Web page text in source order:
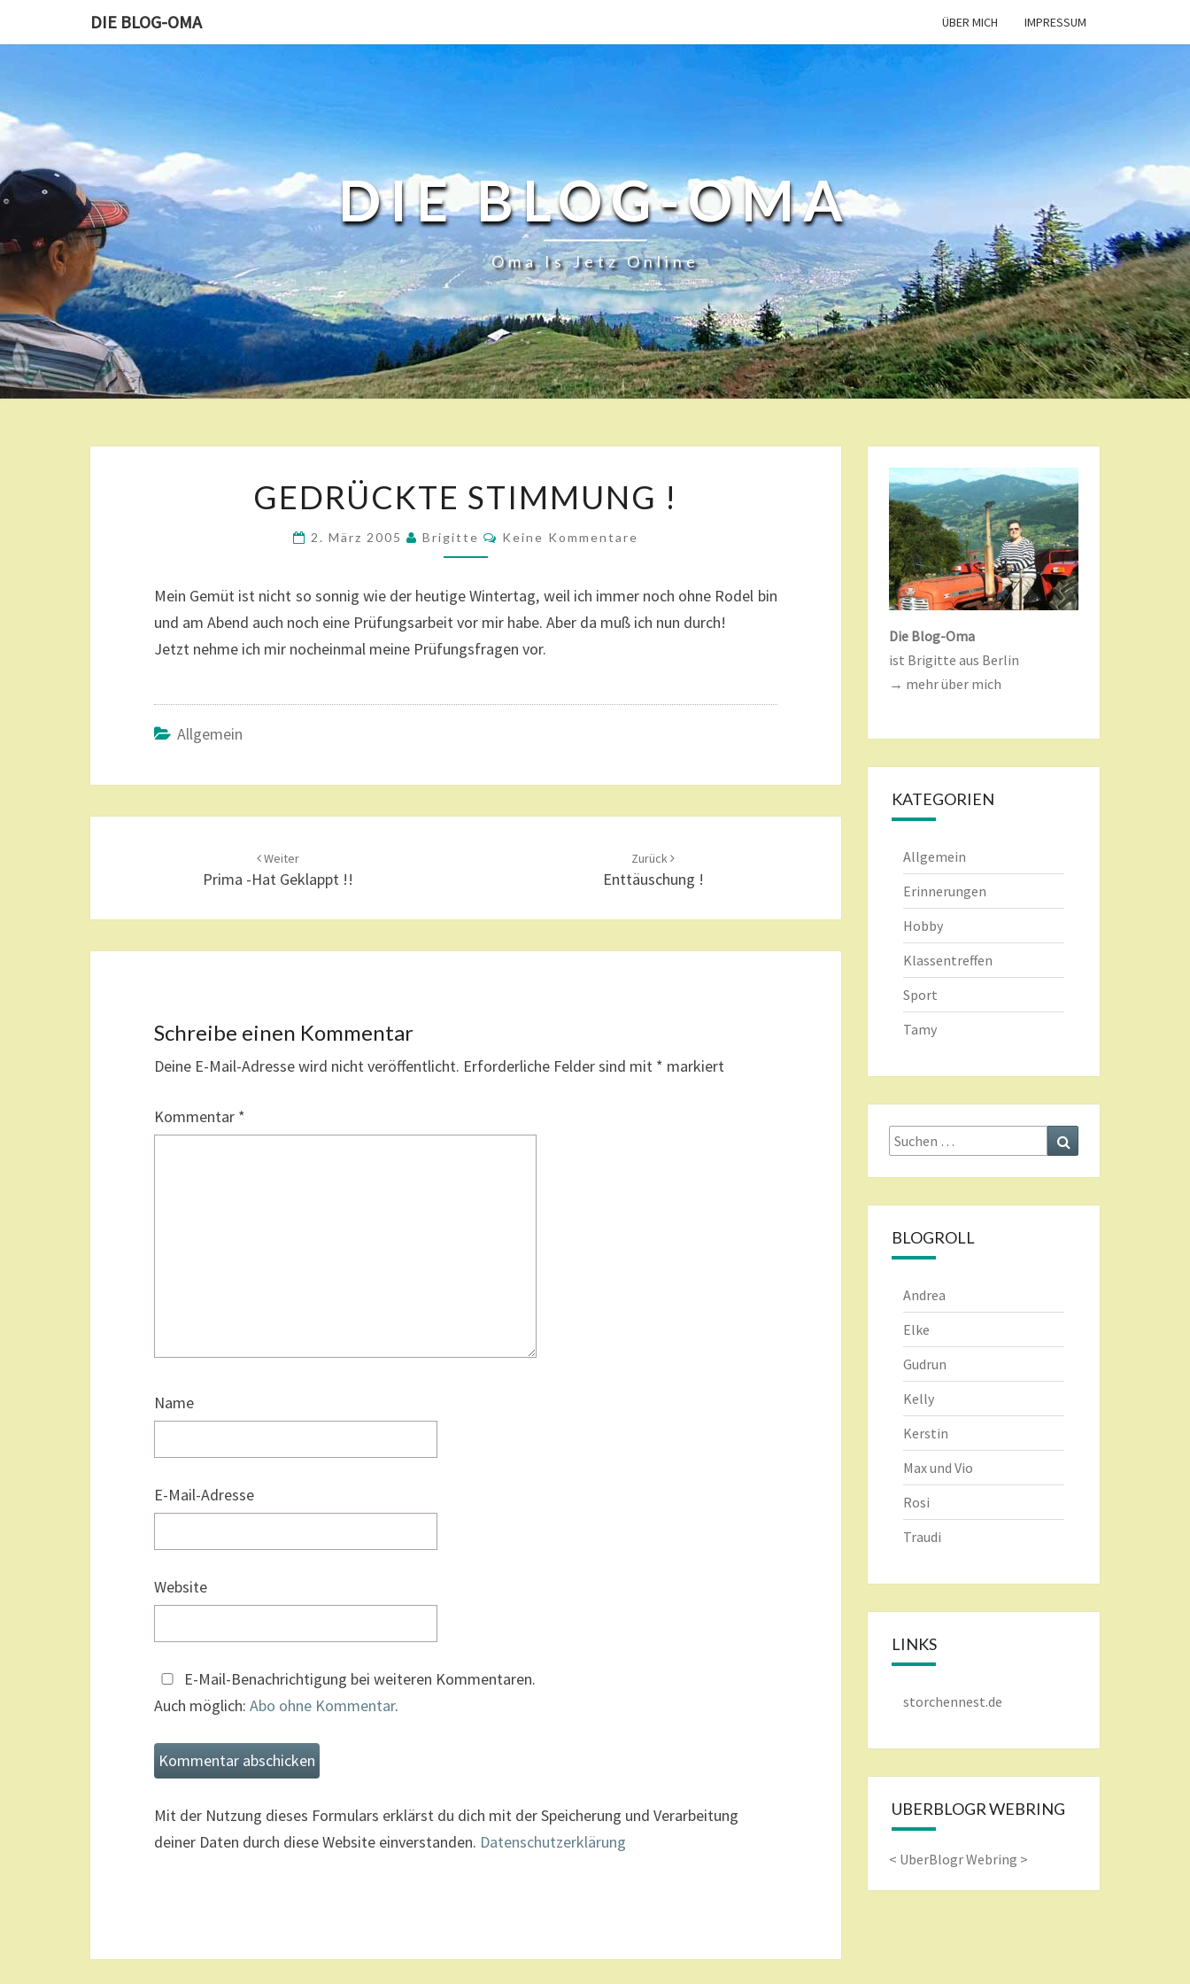
DIE BLOG-OMA ÜBER MICH IMPRESSUM
DIE BLOG-OMA
Oma Is Jetz Online
E
R
Ü
K
T
E
U
GEDRÜCKTE STIMMUNG !
2. März 2005 Brigitte
K
O
N
T
A
E
Keine Kommentare
Mein Gemüt ist nicht so sonnig wie der heutige Wintertag, weil ich immer noch ohne Rodel bin
und am Abend auch noch eine Prüfungsarbeit vor mir habe. Aber da muß ich nun durch!
Jetzt nehme ich mir nocheinmal meine Prüfungsfragen vor.
Allgemein
Beitragsnavigation
Weiter
Prima -hat Geklappt !!
Zurück
Enttäuschung !
Schreibe einen Kommentar
Deine E-Mail-Adresse wird nicht veröffentlicht. Erforderliche Felder sind mit * markiert
Kommentar *
Name
E-Mail-Adresse
Website
E-Mail-Benachrichtigung bei weiteren Kommentaren.
Auch möglich: Abo ohne Kommentar.
Mit der Nutzung dieses Formulars erklärst du dich mit der Speicherung und Verarbeitung
deiner Daten durch diese Website einverstanden. Datenschutzerklärung
Die Blog-Oma
ist Brigitte aus Berlin
→ mehr über mich
KATEGORIEN
Allgemein
Erinnerungen
Hobby
Klassentreffen
Sport
Tamy
Suche
nach:
BLOGROLL
Andrea
Elke
Gudrun
Kelly
Kerstin
Max und Vio
Rosi
Traudi
LINKS
storchennest.de
UBERBLOGR WEBRING
< UberBlogr Webring >